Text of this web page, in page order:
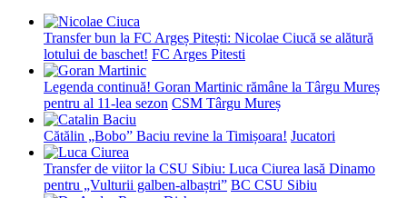
după:
Transfer bun la FC Argeș Pitești: Nicolae Ciucă se alătură
lotului de baschet! FC Arges Pitesti
Legenda continuă! Goran Martinic rămâne la Târgu Mureș
pentru al 11-lea sezon CSM Târgu Mureș
Cătălin „Bobo” Baciu revine la Timișoara! Jucatori
Transfer de viitor la CSU Sibiu: Luca Ciurea lasă Dinamo
pentru „Vulturii galben-albaștri” BC CSU Sibiu